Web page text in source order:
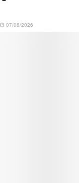
07/08/2026